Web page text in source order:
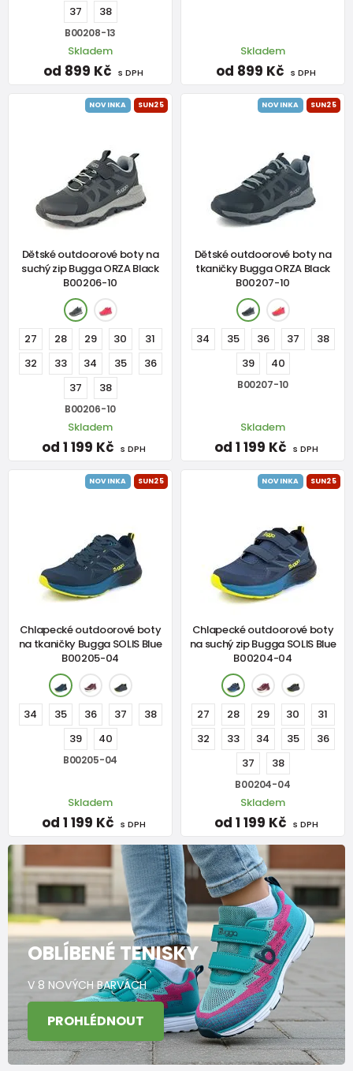
37
38
B00208-13
Skladem
od 899 Kč s DPH
Skladem
od 899 Kč s DPH
NOVINKA SUN25
Dětské outdoorové boty na
suchý zip Bugga ORZA Black
B00206-10
27 28 29 30
31
32
33 34 35
36
37
38
B00206-10
Skladem
od 1 199 Kč s DPH
NOVINKA SUN25
Dětské outdoorové boty na
tkaničky Bugga ORZA Black
B00207-10
34 35 36 37
38
39
40
B00207-10
Skladem
od 1 199 Kč s DPH
NOVINKA SUN25
Chlapecké outdoorové boty
na tkaničky Bugga SOLIS Blue
B00205-04
34 35 36 37
38
39
40
B00205-04
Skladem
od 1 199 Kč s DPH
NOVINKA SUN25
Chlapecké outdoorové boty
na suchý zip Bugga SOLIS Blue
B00204-04
27 28 29 30
31
32
33 34 35
36
37
38
B00204-04
Skladem
od 1 199 Kč s DPH
OBLÍBENÉ TENISKY
V 8 NOVÝCH BARVÁCH
PROHLÉDNOUT